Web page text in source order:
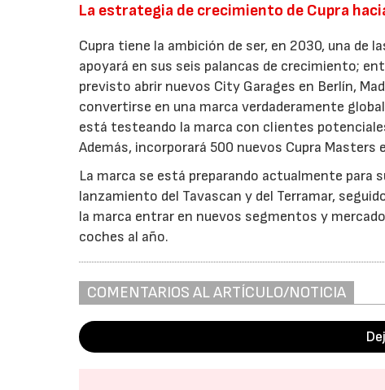
La estrategia de crecimiento de Cupra
Cupra tiene la ambición de ser, en 2030, una de
apoyará en sus seis palancas de crecimiento;
previsto abrir nuevos City Garages en Berlín,
convertirse en una marca verdaderamente
está testeando la marca con clientes
Además, incorporará 500 nuevos Cupra Masters
La marca se está preparando actualmente para
lanzamiento del Tavascan y del Terramar,
la marca entrar en nuevos segmentos y
coches al año.
COMENTARIOS AL ARTÍCULO/NOTICIA